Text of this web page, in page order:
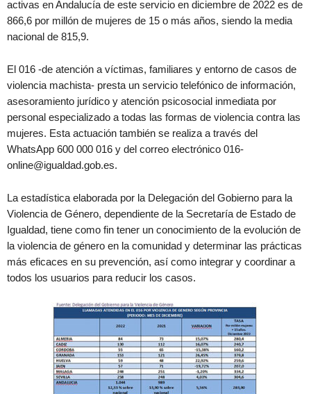
activas en Andalucía de este servicio en diciembre de 2022 es de
866,6 por millón de mujeres de 15 o más años, siendo la media
nacional de 815,9.
El 016 -de atención a víctimas, familiares y entorno de casos de
violencia machista- presta un servicio telefónico de información,
asesoramiento jurídico y atención psicosocial inmediata por
personal especializado a todas las formas de violencia contra las
mujeres. Esta actuación también se realiza a través del
WhatsApp 600 000 016 y del correo electrónico 016-
online@igualdad.gob.es.
La estadística elaborada por la Delegación del Gobierno para la
Violencia de Género, dependiente de la Secretaría de Estado de
Igualdad, tiene como fin tener un conocimiento de la evolución de
la violencia de género en la comunidad y determinar las prácticas
más eficaces en su prevención, así como integrar y coordinar a
todos los usuarios para reducir los casos.